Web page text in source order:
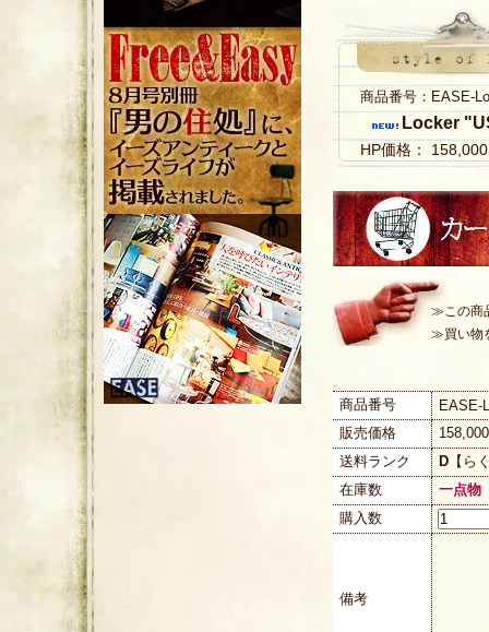
商品番号：EASE-
Locker
HP価格：
≫この商
≫買い物
商品番号
EASE-
販売価格
送料ランク
D 【ら
在庫数
一点物
購入数
備考